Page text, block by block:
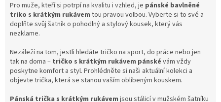
Pro muže, kteří si potrpí na kvalitu i vzhled, je pánské bavlněné
triko s krátkým rukávem tou pravou volbou. Vyberte si to své a
doplňte svůj šatník o pohodlný a stylový kousek, který vás
nezklame.
Nezáleží na tom, jestli hledáte tričko na sport, do práce nebo jen
tak na doma – tričko s krátkým rukávem pánské vám vždy
poskytne komfort a styl. Prohlédněte si naši aktuální kolekci a
objevte trička, která se stanou vaším oblíbeným kouskem.
Pánská trička s krátkým rukávem jsou stálicí v mužském šatníku